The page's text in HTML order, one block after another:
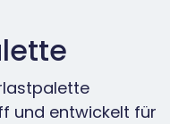
und entwickelt für